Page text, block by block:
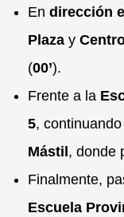
En dirección
Plaza y
(00’).
Frente a la
5,
Mástil, donde
Finalmente,
Escuela